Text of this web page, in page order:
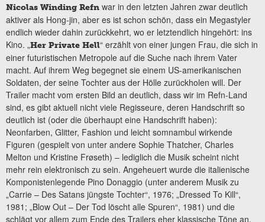
Nicolas Winding Refn war in den letzten Jahren zwar deutlich
aktiver als Hong-jin, aber es ist schon schön, dass ein Megastyler
endlich wieder dahin zurückkehrt, wo er letztendlich hingehört: ins
Kino. „Her Private Hell“ erzählt von einer jungen Frau, die sich in
einer futuristischen Metropole auf die Suche nach ihrem Vater
macht. Auf ihrem Weg begegnet sie einem US-amerikanischen
Soldaten, der seine Tochter aus der Hölle zurückholen will. Der
Trailer macht vom ersten Bild an deutlich, dass wir im Refn-Land
sind, es gibt aktuell nicht viele Regisseure, deren Handschrift so
deutlich ist (oder die überhaupt eine Handschrift haben):
Neonfarben, Glitter, Fashion und leicht somnambul wirkende
Figuren (gespielt von unter andere Sophie Thatcher, Charles
Melton und Kristine Frøseth) – lediglich die Musik scheint nicht
mehr rein elektronisch zu sein. Angeheuert wurde die italienische
Komponistenlegende Pino Donaggio (unter anderem Musik zu
„Carrie – Des Satans jüngste Tochter“, 1976; „Dressed To Kill“,
1981; „Blow Out – Der Tod löscht alle Spuren“, 1981) und die
schlägt vor allem zum Ende des Trailers eher klassische Töne an.